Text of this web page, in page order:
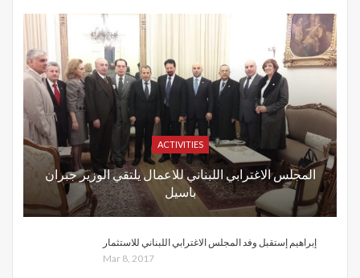
ACTIVITIES
المجلس الاغترابي اللبناني للاعمال يلتقي الوزير جبران
باسيل
إبراهيم إستقبل وفد المجلس الاغترابي اللبناني للاستثمار
Mar 8, 2017